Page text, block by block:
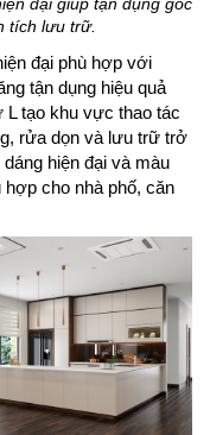
đại giúp tận dụng góc
tích lưu trữ.
đại phù hợp với
tận dụng hiệu quả
tạo khu vực thao tác